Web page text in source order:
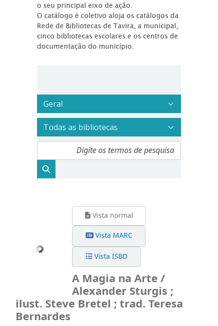
o seu principal eixo de ação.
O catálogo é coletivo aloja os catálogos da
Rede de Bibliotecas de Tavira, a municipal,
cinco bibliotecas escolares e os centros de
documentação do município.
Vista normal
Vista MARC
Vista ISBD
A Magia na Arte /
Alexander Sturgis ;
ilust. Steve Bretel ; trad. Teresa
Bernardes